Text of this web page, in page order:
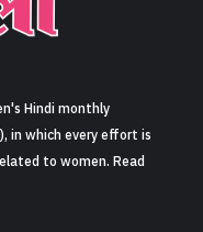
Hindi monthly
in which every effort is
to women. Read